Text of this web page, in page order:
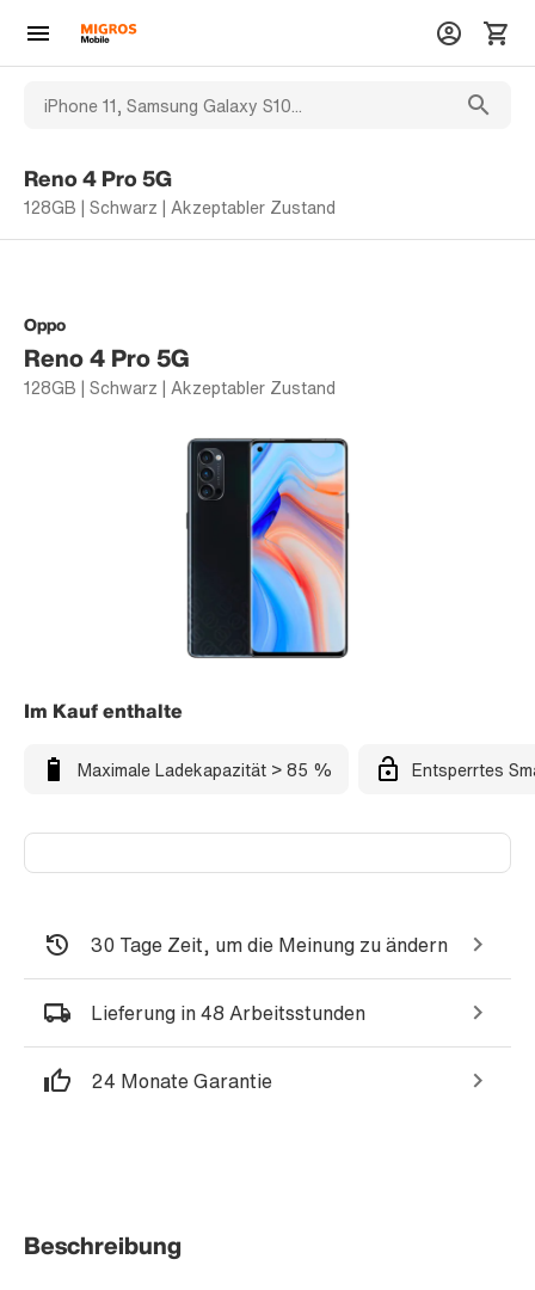
Reno 4 Pro 5G
128GB | Schwarz | Akzeptabler Zustand
Oppo
Reno 4 Pro 5G
128GB | Schwarz | Akzeptabler Zustand
Im Kauf enthalte
Maximale Ladekapazität > 85 % Entsperrtes
30 Tage Zeit, um die Meinung zu ändern
Lieferung in 48 Arbeitsstunden
24 Monate Garantie
Beschreibung